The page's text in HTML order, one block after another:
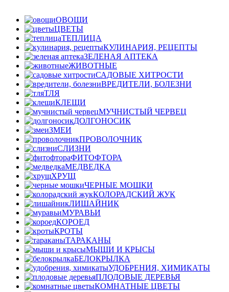
ОВОЩИ
ЦВЕТЫ
ТЕПЛИЦА
КУЛИНАРИЯ, РЕЦЕПТЫ
ЗЕЛЕНАЯ АПТЕКА
ЖИВОТНЫЕ
САДОВЫЕ ХИТРОСТИ
ВРЕДИТЕЛИ, БОЛЕЗНИ
ТЛЯ
КЛЕЩИ
МУЧНИСТЫЙ ЧЕРВЕЦ
ДОЛГОНОСИК
ЗМЕИ
ПРОВОЛОЧНИК
СЛИЗНИ
ФИТОФТОРА
МЕДВЕДКА
ХРУЩ
ЧЕРНЫЕ МОШКИ
КОЛОРАДСКИЙ ЖУК
ЛИШАЙНИК
МУРАВЬИ
КОРОЕД
КРОТЫ
ТАРАКАНЫ
МЫШИ И КРЫСЫ
БЕЛОКРЫЛКА
УДОБРЕНИЯ, ХИМИКАТЫ
ПЛОДОВЫЕ ДЕРЕВЬЯ
КОМНАТНЫЕ ЦВЕТЫ